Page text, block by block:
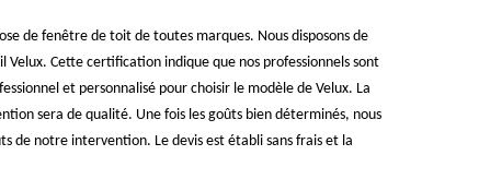
de fenêtre de toit de toutes marques. Nous disposons de
Velux. Cette certification indique que nos professionnels sont
et personnalisé pour choisir le modèle de Velux. La
sera de qualité. Une fois les goûts bien déterminés, nous
de notre intervention. Le devis est établi sans frais et la